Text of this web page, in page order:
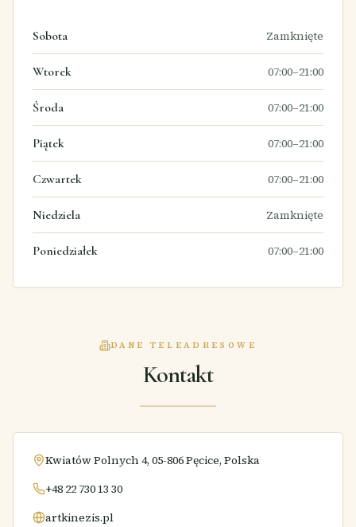
Sobota Zamknięte
Wtorek 07:00–21:00
Środa 07:00–21:00
Piątek 07:00–21:00
Czwartek 07:00–21:00
Niedziela Zamknięte
Poniedziałek 07:00–21:00
DANE TELEADRESOWE
Kontakt
Kwiatów Polnych 4, 05-806 Pęcice, Polska
+48 22 730 13 30
artkinezis.pl